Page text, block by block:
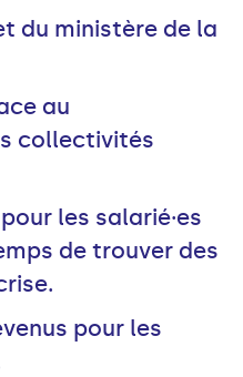
du ministère de la
au
collectivités
les salarié·es
de trouver des
pour les